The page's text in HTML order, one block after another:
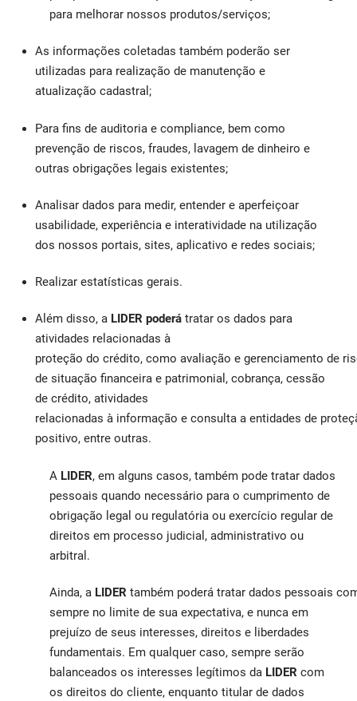
para melhorar nossos produtos/serviços;
As informações coletadas também poderão ser
utilizadas para realização de manutenção e
atualização cadastral;
Para fins de auditoria e compliance, bem como
prevenção de riscos, fraudes, lavagem de dinheiro e
outras obrigações legais existentes;
Analisar dados para medir, entender e aperfeiçoar
usabilidade, experiência e interatividade na utilização
dos nossos portais, sites, aplicativo e redes sociais;
Realizar estatísticas gerais.
Além disso, a LIDER poderátratar os dados para
atividades relacionadas à
proteção do crédito, como avaliação e gerenciamento de
de situação financeira e patrimonial, cobrança, cessão
de crédito, atividades
relacionadas à informação e consulta a entidades de
positivo, entre outras.
A LIDER, em alguns casos, também pode tratar dados
pessoais quando necessário para o cumprimento de
obrigação legal ou regulatória ou exercício regular de
direitos em processo judicial, administrativo ou
arbitral.
Ainda, a LIDER também poderá tratar dados pessoais
sempre no limite de sua expectativa, e nunca em
prejuízo de seus interesses, direitos e liberdades
fundamentais. Em qualquer caso, sempre serão
balanceados os interesses legítimos da LIDER com
os direitos do cliente, enquanto titular de dados